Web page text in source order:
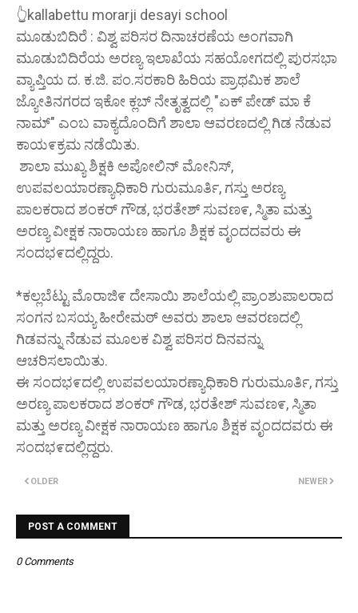
👆kallabettu morarji desayi school
ಮೂಡುಬಿದಿರೆ : ವಿಶ್ವ ಪರಿಸರ ದಿನಾಚರಣೆಯ ಅಂಗವಾಗಿ
ಮೂಡುಬಿದಿರೆಯ ಅರಣ್ಯ ಇಲಾಖೆಯ ಸಹಯೋಗದಲ್ಲಿ ಪುರಸಭಾ
ವ್ಯಾಪ್ತಿಯ ದ. ಕ.ಜಿ. ಪಂ.ಸರಕಾರಿ ಹಿರಿಯ ಪ್ರಾಥಮಿಕ ಶಾಲೆ
ಜ್ಯೋತಿನಗರದ ಇಕೋ ಕ್ಲಬ್ ನೇತೃತ್ವದಲ್ಲಿ "ಏಕ್ ಪೇಡ್ ಮಾ ಕೆ
ನಾಮ್" ಎಂಬ ವಾಕ್ಯದೊಂದಿಗೆ ಶಾಲಾ ಆವರಣದಲ್ಲಿ ಗಿಡ ನೆಡುವ
ಕಾಯ೯ಕ್ರಮ ನಡೆಯಿತು.
ಶಾಲಾ ಮುಖ್ಯ ಶಿಕ್ಷಕಿ ಅಪೋಲಿನ್ ಮೋನಿಸ್,
ಉಪವಲಯಾರಣ್ಯಾಧಿಕಾರಿ ಗುರುಮೂರ್ತಿ, ಗಸ್ತು ಅರಣ್ಯ
ಪಾಲಕರಾದ ಶಂಕರ್ ಗೌಡ, ಭರತೇಶ್ ಸುವಣ೯, ಸ್ಮಿತಾ ಮತ್ತು
ಅರಣ್ಯ ವೀಕ್ಷಕ ನಾರಾಯಣ ಹಾಗೂ ಶಿಕ್ಷಕ ವೃಂದದವರು ಈ
ಸಂದಭ೯ದಲ್ಲಿದ್ದರು.
*ಕಲ್ಲಬೆಟ್ಟು ಮೊರಾಜಿ೯ ದೇಸಾಯಿ ಶಾಲೆಯಲ್ಲಿ ಪ್ರಾಂಶುಪಾಲರಾದ
ಸಂಗನ ಬಸಯ್ಯ ಹೀರೇಮಠ್ ಅವರು ಶಾಲಾ ಆವರಣದಲ್ಲಿ
ಗಿಡವನ್ನು ನೆಡುವ ಮೂಲಕ ವಿಶ್ವ ಪರಿಸರ ದಿನವನ್ನು
ಆಚರಿಸಲಾಯಿತು.
ಈ ಸಂದಭ೯ದಲ್ಲಿ ಉಪವಲಯಾರಣ್ಯಾಧಿಕಾರಿ ಗುರುಮೂರ್ತಿ, ಗಸ್ತು
ಅರಣ್ಯ ಪಾಲಕರಾದ ಶಂಕರ್ ಗೌಡ, ಭರತೇಶ್ ಸುವಣ೯, ಸ್ಮಿತಾ
ಮತ್ತು ಅರಣ್ಯ ವೀಕ್ಷಕ ನಾರಾಯಣ ಹಾಗೂ ಶಿಕ್ಷಕ ವೃಂದದವರು ಈ
ಸಂದಭ೯ದಲ್ಲಿದ್ದರು.
NEWER
OLDER
POST A COMMENT
0 Comments